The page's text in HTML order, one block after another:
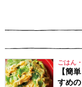
ごはん
【簡
すめ